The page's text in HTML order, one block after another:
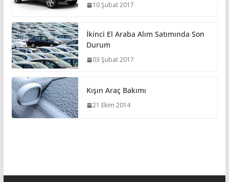
10 Şubat 2017
İkinci El Araba Alım Satımında Son
Durum
03 Şubat 2017
Kışın Araç Bakımı
21 Ekim 2014